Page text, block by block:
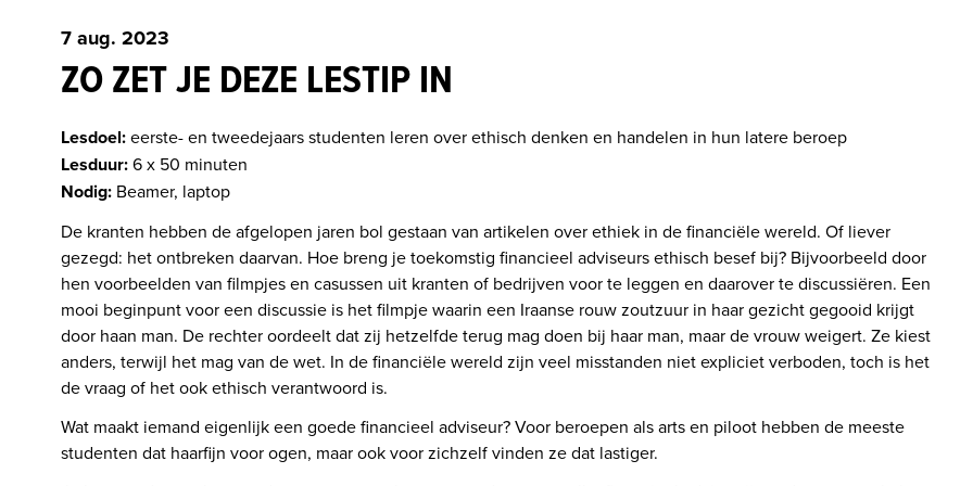
7 aug. 2023
ZO ZET JE DEZE LESTIP IN
Lesdoel:
Lesduur:
Nodig: Beamer, laptop
De kranten hebben de afgelopen jaren bol gestaan van artikelen over ethiek in de financiële wereld. Of liever
gezegd: het ontbreken daarvan. Hoe breng je toekomstig financieel adviseurs ethisch besef bij? Bijvoorbeeld door
hen voorbeelden van filmpjes en casussen uit kranten of bedrijven voor te leggen en daarover te discussiëren. Een
mooi beginpunt voor een discussie is het filmpje waarin een Iraanse rouw zoutzuur in haar gezicht gegooid krijgt
door haan man. De rechter oordeelt dat zij hetzelfde terug mag doen bij haar man, maar de vrouw weigert. Ze kiest
anders, terwijl het mag van de wet. In de financiële wereld zijn veel misstanden niet expliciet verboden, toch is het
de vraag of het ook ethisch verantwoord is.
Wat maakt iemand eigenlijk een goede financieel adviseur? Voor beroepen als arts en piloot hebben de meeste
studenten dat haarfijn voor ogen, maar ook voor zichzelf vinden ze dat lastiger.